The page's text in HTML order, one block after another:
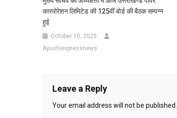
कारपोरेशन लिमिटेड की 125वीं बोर्ड की बैठक सम्पन्न
हुई
October 10, 2025
Ayushiexpressnews
Leave a Reply
Your email address will not be published.